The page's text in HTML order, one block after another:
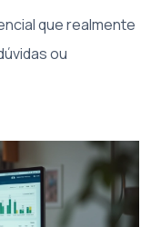
que realmente
ou